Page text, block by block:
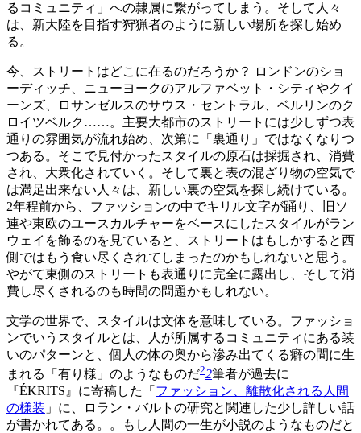
るコミュニティ」への隷属に繋がってしまう。そして人々
は、新大陸を目指す狩猟者のように新しい場所を探し始め
る。
今、ストリートはどこに在るのだろうか？ ロンドンのショ
ーディッチ、ニューヨークのアルファベット・シティやクイ
ーンズ、ロサンゼルスのサウス・セントラル、ベルリンのク
ロイツベルク……。主要大都市のストリートには少しずつ表
通りの雰囲気が流れ始め、次第に「裏通り」ではなくなりつ
つある。そこで見付かったスタイルの原石は採掘され、消費
され、大衆化されていく。そして裏と表の混ざり物の空気で
は満足出来ない人々は、新しい裏の空気を探し続けている。
2年程前から、ファッションの中でキリル文字が踊り、旧ソ
連や東欧のユースカルチャーをベースにしたスタイルがラン
ウェイを飾るのを見ていると、ストリートはもしかすると西
側ではもう食い尽くされてしまったのかもしれないと思う。
やがて東側のストリートも表通りに完全に露出し、そして消
費し尽くされるのも時間の問題かもしれない。
文学の世界で、スタイルは文体を意味している。ファッショ
ンでいうスタイルとは、人が所属するコミュニティにある装
いのパターンと、個人の体の奥から滲み出てくる癖の間に生
まれる「有り様」のようなものだ22筆者が過去に
『ÉKRITS』に寄稿した「 ファッション、離散化される人間
の様装 」に、ロラン・バルトの研究と関連した少し詳しい話
が書かれてある。 。もし人間の一生が小説のようなものだと